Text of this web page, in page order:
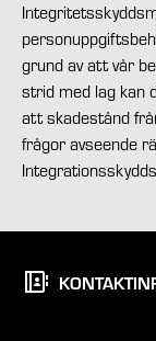
grund av att vår
strid med lag kan
att skadestånd
frågor avseende